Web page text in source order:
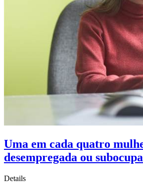
Uma em cada quatro
desempregada ou
Details